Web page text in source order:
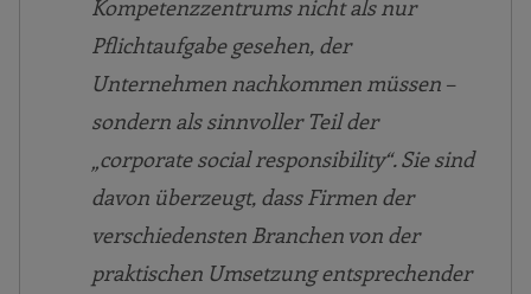
Kompetenzzentrums nicht als nur
Pflichtaufgabe gesehen, der
Unternehmen nachkommen müssen –
sondern als sinnvoller Teil der
„corporate social responsibility“. Sie sind
davon überzeugt, dass Firmen der
verschiedensten Branchen von der
praktischen Umsetzung entsprechender